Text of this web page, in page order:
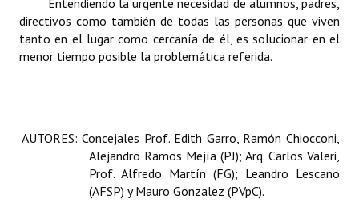
Premio al Mérito - Registro
Audiencias Públicas - Registro
Ciudadano Ilustre - Registro
Banca del Vecino - Registro
Entendiendo la urgente necesidad de alumnos, padres,
directivos como también de todas las personas que viven
tanto en el lugar como cercanía de él, es solucionar en el
menor tiempo posible la problemática referida.
AUTORES: Concejales Prof. Edith Garro, Ramón Chiocconi,
Alejandro Ramos Mejía (PJ); Arq. Carlos Valeri,
Prof. Alfredo Martín (FG); Leandro Lescano
(AFSP) y Mauro Gonzalez (PVpC).